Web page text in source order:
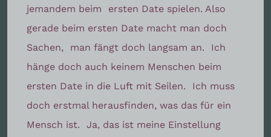
jemandem beim
ersten Date spielen. Also
gerade beim ersten Date macht man doch
Sachen,
man fängt doch langsam an.
Ich
hänge doch auch keinem Menschen beim
ersten Date in die Luft mit Seilen.
Ich muss
doch erstmal herausfinden, was das für ein
Mensch ist.
Ja, das ist meine Einstellung